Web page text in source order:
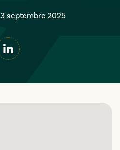
3 septembre 2025